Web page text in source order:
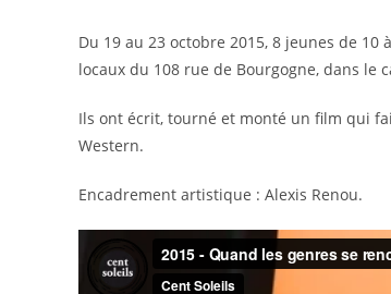
Du 19 au 23 octobre 2015, 8 jeunes de
locaux du 108 rue de Bourgogne, dans le
Ils ont écrit, tourné et monté un film qui
Western.
Encadrement artistique : Alexis Renou.